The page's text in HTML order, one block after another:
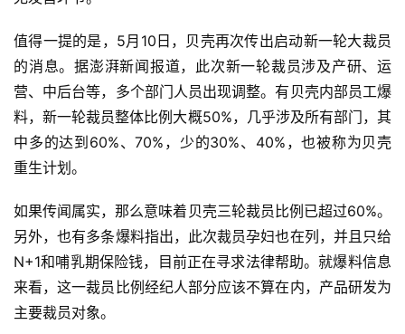
值得一提的是，5月10日，贝壳再次传出启动新一轮大裁员
的消息。据澎湃新闻报道，此次新一轮裁员涉及产研、运
营、中后台等，多个部门人员出现调整。有贝壳内部员工爆
料，新一轮裁员整体比例大概50%，几乎涉及所有部门，其
中多的达到60%、70%，少的30%、40%，也被称为贝壳
重生计划。
如果传闻属实，那么意味着贝壳三轮裁员比例已超过60%。
另外，也有多条爆料指出，此次裁员孕妇也在列，并且只给
N+1和哺乳期保险钱，目前正在寻求法律帮助。就爆料信息
来看，这一裁员比例经纪人部分应该不算在内，产品研发为
主要裁员对象。